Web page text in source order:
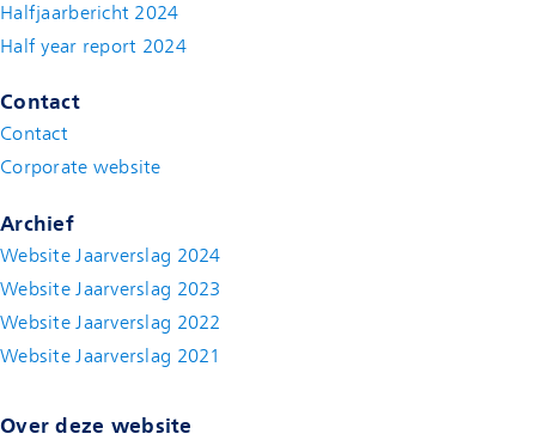
Halfjaarbericht 2024
Half year report 2024(new window)
Contact
Contact
Corporate website
Archief
Website Jaarverslag 2024
Website Jaarverslag 2023
Website Jaarverslag 2022
Website Jaarverslag 2021
Over deze website